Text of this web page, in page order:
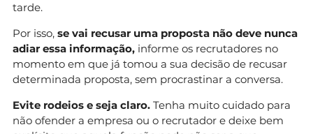
tarde.
Por isso, se vai recusar uma proposta não deve nunca
adiar essa informação, informe os recrutadores no
momento em que já tomou a sua decisão de recusar
determinada proposta, sem procrastinar a conversa.
Evite rodeios e seja claro. Tenha muito cuidado para
não ofender a empresa ou o recrutador e deixe bem